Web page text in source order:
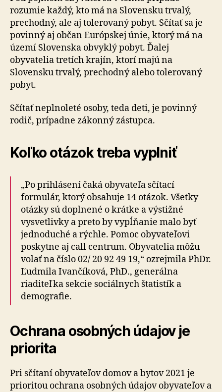
rozumie každý, kto má na Slovensku trvalý,
prechodný, ale aj tolerovaný pobyt. Sčítať sa je
povinný aj občan Európskej únie, ktorý má na
území Slovenska obvyklý pobyt. Ďalej
obyvatelia tretích krajín, ktorí majú na
Slovensku trvalý, prechodný alebo tolerovaný
pobyt.
Sčítať neplnoleté osoby, teda deti, je povinný
rodič, prípadne zákonný zástupca.
Koľko otázok treba vyplniť
„Po prihlásení čaká obyvateľa sčítací
formulár, ktorý obsahuje 14 otázok. Všetky
otázky sú doplnené o krátke a výstižné
vysvetlivky a preto by vypĺňanie malo byť
jednoduché a rýchle. Pomoc obyvateľovi
poskytne aj call centrum. Obyvatelia môžu
volať na číslo 02/ 20 92 49 19,“ ozrejmila PhDr.
Ľudmila Ivančíková, PhD., generálna
riaditeľka sekcie sociálnych štatistík a
demografie.
Ochrana osobných údajov je
priorita
Pri sčítaní obyvateľov domov a bytov 2021 je
prioritou ochrana osobných údajov obyvateľov a